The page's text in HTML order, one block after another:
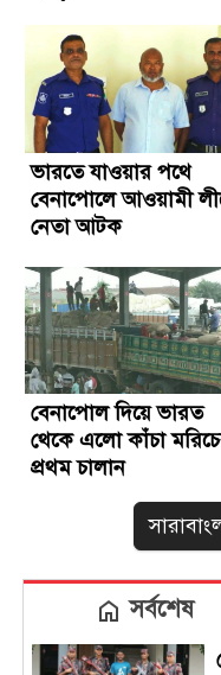
ভারতে যাওয়ার পথে
বেনাপোলে আওয়ামী
নেতা আটক
বেনাপোল দিয়ে ভারত
থেকে এলো কাঁচা
প্রথম চালান
সর্বশেষ